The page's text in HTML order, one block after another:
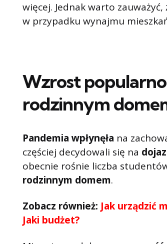
więcej. Jednak warto
w przypadku wynajmu
Wzrost
rodzinnym
Pandemia wpłynęła na
częściej decydowali się na
obecnie rośnie liczba
rodzinnym domem.
Zobacz również: Jak urządzić
Jaki budżet?